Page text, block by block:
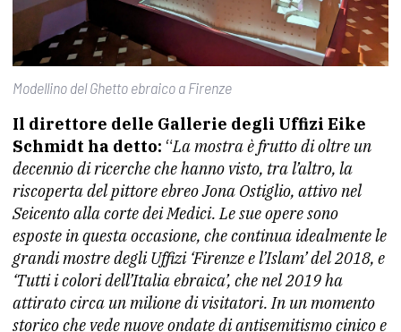
Modellino del Ghetto ebraico a Firenze
Il direttore delle Gallerie degli Uffizi Eike
Schmidt ha detto: “La mostra è frutto di oltre un
decennio di ricerche che hanno visto, tra l’altro, la
riscoperta del pittore ebreo Jona Ostiglio, attivo nel
Seicento alla corte dei Medici. Le sue opere sono
esposte in questa occasione, che continua idealmente le
grandi mostre degli Uffizi ‘Firenze e l’Islam’ del 2018, e
‘Tutti i colori dell’Italia ebraica’, che nel 2019 ha
attirato circa un milione di visitatori. In un momento
storico che vede nuove ondate di antisemitismo cinico e